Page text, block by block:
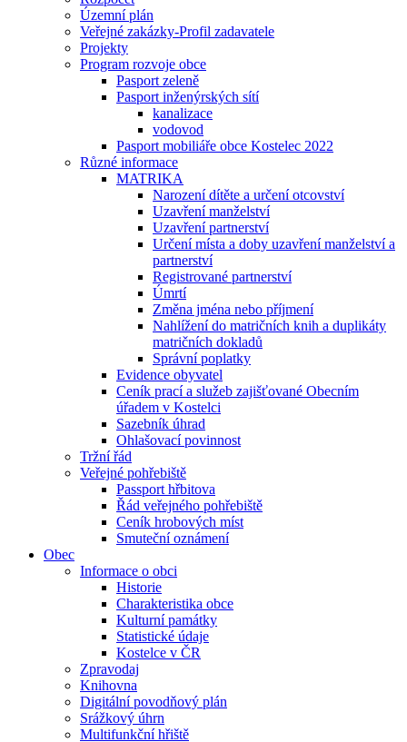
Územní plán
Veřejné zakázky-Profil zadavatele
Projekty
Program rozvoje obce
Pasport zeleně
Pasport inženýrských sítí
kanalizace
vodovod
Pasport mobiliáře obce Kostelec 2022
Různé informace
MATRIKA
Narození dítěte a určení otcovství
Uzavření manželství
Uzavření partnerství
Určení místa a doby uzavření manželství a
partnerství
Registrované partnerství
Úmrtí
Změna jména nebo příjmení
Nahlížení do matričních knih a duplikáty
matričních dokladů
Správní poplatky
Evidence obyvatel
Ceník prací a služeb zajišťované Obecním
úřadem v Kostelci
Sazebník úhrad
Ohlašovací povinnost
Tržní řád
Veřejné pohřebiště
Passport hřbitova
Řád veřejného pohřebiště
Ceník hrobových míst
Smuteční oznámení
Obec
Informace o obci
Historie
Charakteristika obce
Kulturní památky
Statistické údaje
Kostelce v ČR
Zpravodaj
Knihovna
Digitální povodňový plán
Srážkový úhrn
Multifunkční hřiště